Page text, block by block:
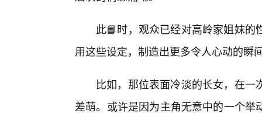
此📘时，观众已经对高岭家姐妹
用这些设定，制造出更多令人心动的瞬
比如，那位表面冷淡的长女，在
差萌。或许是因为主角无意中的一个